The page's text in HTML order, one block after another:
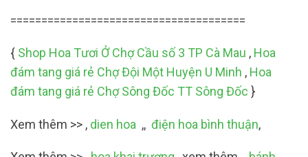
======================================
{ Shop Hoa Tươi Ở Chợ Cầu số 3 TP Cà Mau , Hoa
đám tang giá rẻ Chợ Đội Một Huyện U Minh , Hoa
đám tang giá rẻ Chợ Sông Đốc TT Sông Đốc }
Xem thêm >> , dien hoa ,, điện hoa bình thuận,